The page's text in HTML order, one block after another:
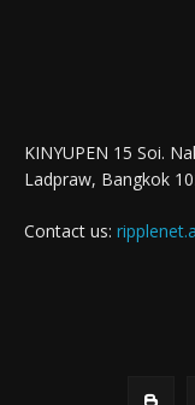
KINYUPEN 15 Soi.
Ladpraw, Bangkok
Contact us: